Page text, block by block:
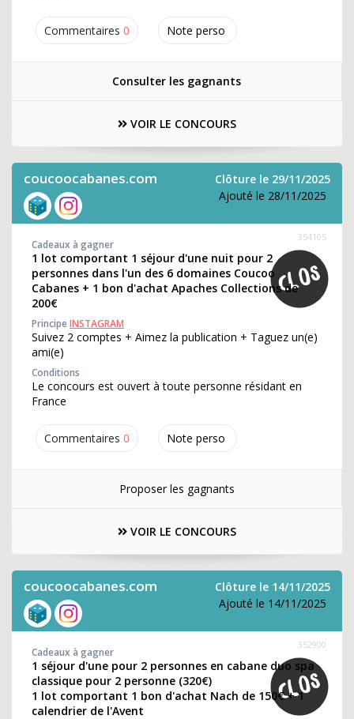
Commentaires 0 Note perso
Consulter les gagnants
VOIR LE CONCOURS
coucoocabanes.com
Clôture le 29/11/2025
Ajouté le 28/11/2025
Commentaires 0 Note perso
354105
Cadeaux à gagner
1 lot comportant 1 séjour d'une nuit pour 2
personnes dans l'un des 6 domaines Coucoo
Cabanes + 1 bon d'achat Apaches Collections de
200€
PrincipeINSTAGRAM
Suivez 2 comptes + Aimez la publication + Taguez un(e)
ami(e)
Conditions
Le concours est ouvert à toute personne résidant en
France
Proposer les gagnants
VOIR LE CONCOURS
coucoocabanes.com
Clôture le 14/11/2025
Ajouté le 14/11/2025
352900
Cadeaux à gagner
1 séjour d'une pour 2 personnes en cabane duo spa
classique pour 2 personne (320€)
1 lot comportant 1 bon d'achat Nach de 150€ + 1
calendrier de l'Avent